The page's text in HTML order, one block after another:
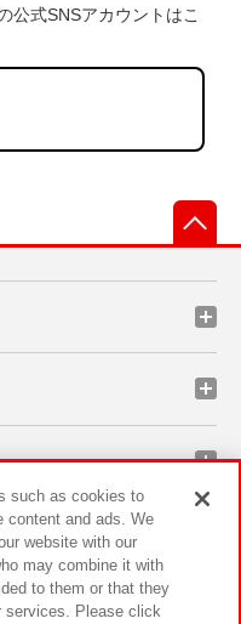
公式SNSアカウントはこ
such as cookies to
content and ads. We
website with our
may combine it with
to them or that they
services. Please click